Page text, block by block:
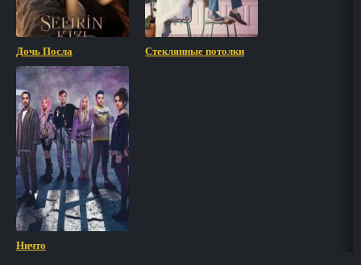
Дочь Посла Стеклянные потолки
Ничто